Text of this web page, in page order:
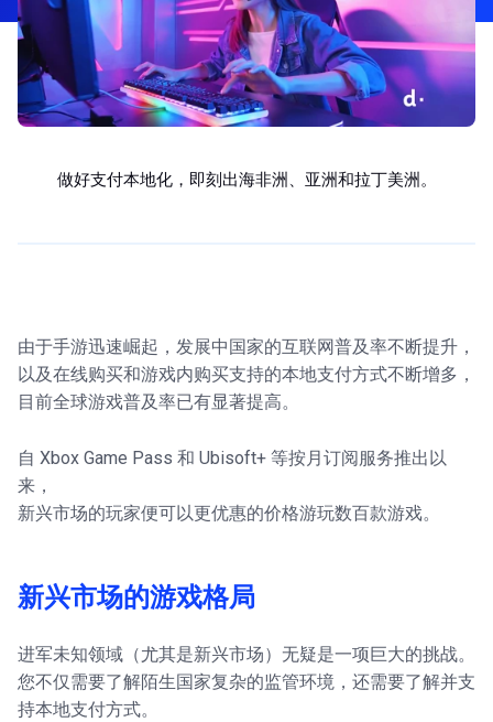
做好支付本地化，即刻出海非洲、亚洲和拉丁美洲。
由于手游迅速崛起，发展中国家的互联网普及率不断提升，
以及在线购买和游戏内购买支持的本地支付方式不断增多，
目前全球游戏普及率已有显著提高。
自 Xbox Game Pass 和 Ubisoft+ 等按月订阅服务推出以
来，
新兴市场的玩家便可以更优惠的价格游玩数百款游戏。
新兴市场的游戏格局
进军未知领域（尤其是新兴市场）无疑是一项巨大的挑战。
您不仅需要了解陌生国家复杂的监管环境，还需要了解并支
持本地支付方式。